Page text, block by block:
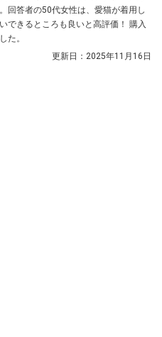
回答者の50代女性は、愛猫が着用し
できるところも良いと高評価！ 購入
た。
更新日： 2025年11月16日